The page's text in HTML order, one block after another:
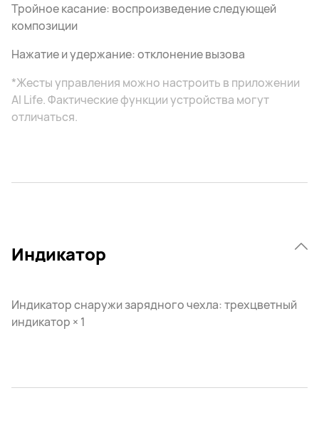
Тройное касание: воспроизведение следующей
композиции
Нажатие и удержание: отклонение вызова
*Жесты управления можно настроить в приложении
AI Life. Фактические функции устройства могут
отличаться.
Индикатор
Индикатор снаружи зарядного чехла: трехцветный
индикатор × 1